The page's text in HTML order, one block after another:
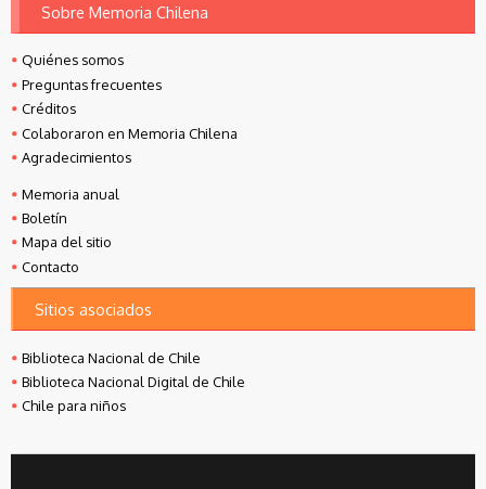
Sobre Memoria Chilena
Quiénes somos
Preguntas frecuentes
Créditos
Colaboraron en Memoria Chilena
Agradecimientos
Memoria anual
Boletín
Mapa del sitio
Contacto
Sitios asociados
Biblioteca Nacional de Chile
Biblioteca Nacional Digital de Chile
Chile para niños